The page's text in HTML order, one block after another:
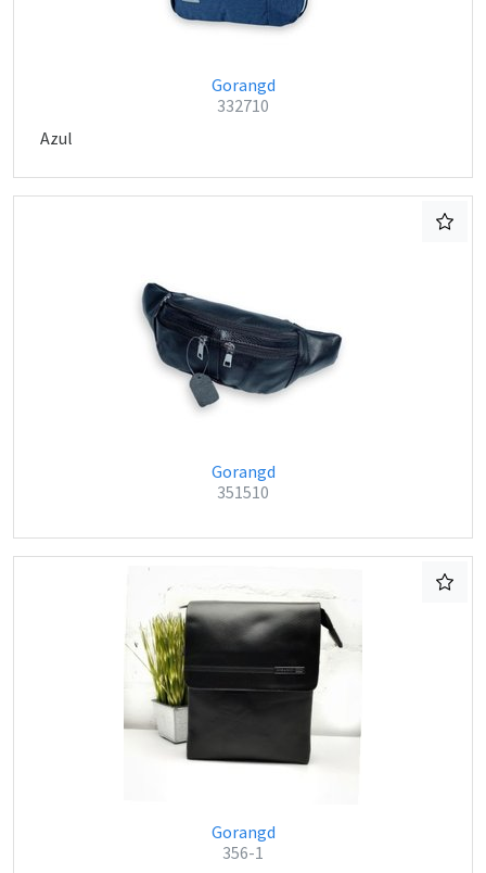
Gorangd
332710
Azul
Gorangd
351510
Gorangd
356-1